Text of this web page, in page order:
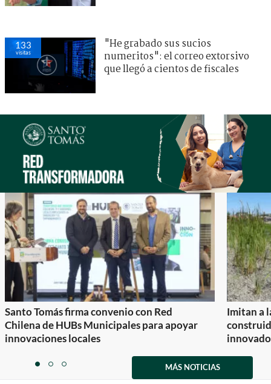
133
visitas
"He grabado sus sucios
numeritos": el correo extorsivo
que llegó a cientos de fiscales
Santo Tomás firma convenio con Red
Chilena de HUBs Municipales para apoyar
innovaciones locales
Imitan a
itemitemitem
MÁS NOTICIAS